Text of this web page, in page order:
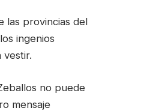
las provincias del
ingenios
vestir.
no puede
mensaje